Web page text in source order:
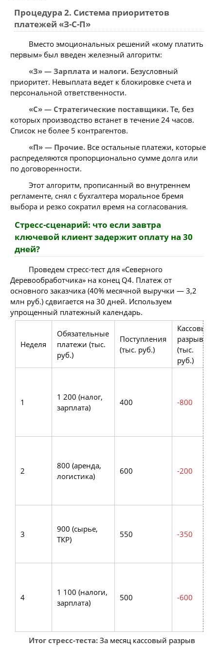
Процедура 2. Система приоритетов
платежей «З-С-П»
Вместо эмоциональных решений «кому платить
первым» был введен железный алгоритм:
«З» — Зарплата и налоги.Безусловный
приоритет. Невыплата ведет к блокировке счета и
персональной ответственности.
«С» — Стратегические поставщики.Те, без
которых производство встанет в течение 24 часов.
Список не более 5 контрагентов.
«П» — Прочие.Все остальные платежи, которые
распределяются пропорционально сумме долга или
по договоренности.
Этот алгоритм, прописанный во внутреннем
регламенте, снял с бухгалтера моральное бремя
выбора и резко сократил время на согласования.
Стресс-сценарий: что если завтра
ключевой клиент задержит оплату на 30
дней?
Проведем стресс-тест для «Северного
Деревообработчика» на конец Q4. Платеж от
основного заказчика (40% месячной выручки — 3,2
млн руб.) сдвигается на 30 дней. Используем
упрощенный платежный календарь.
Неделя
Обязательные
платежи (тыс.
руб.)
Поступления
(тыс. руб.)
Кассовый
разрыв
(тыс.
руб.)
1
1 200 (налог,
зарплата)
400 -800
2
800 (аренда,
логистика)
600 -200
3
900 (сырье,
ТКР)
550 -350
4
1 100 (налоги,
зарплата)
500 -600
Итог стресс-теста:За месяц кассовый разрыв